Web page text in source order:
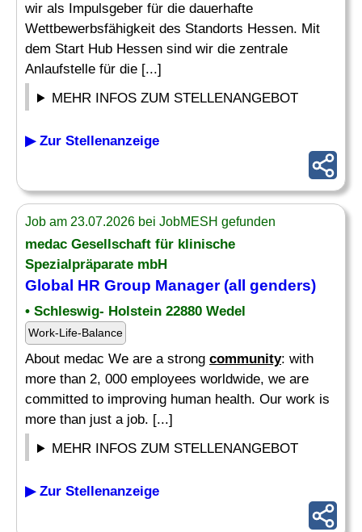
wir als Impulsgeber für die dauerhafte
Wettbewerbsfähigkeit des Standorts Hessen. Mit
dem Start Hub Hessen sind wir die zentrale
Anlaufstelle für die [...]
MEHR INFOS ZUM STELLENANGEBOT
▶ Zur Stellenanzeige
Job am 23.07.2026 bei JobMESH gefunden
medac Gesellschaft für klinische
Spezialpräparate mbH
Global HR Group Manager(all genders)
• Schleswig- Holstein 22880 Wedel
Work-Life-Balance
About medac We are a strong community: with
more than 2, 000 employees worldwide, we are
committed to improving human health. Our work is
more than just a job. [...]
MEHR INFOS ZUM STELLENANGEBOT
▶ Zur Stellenanzeige